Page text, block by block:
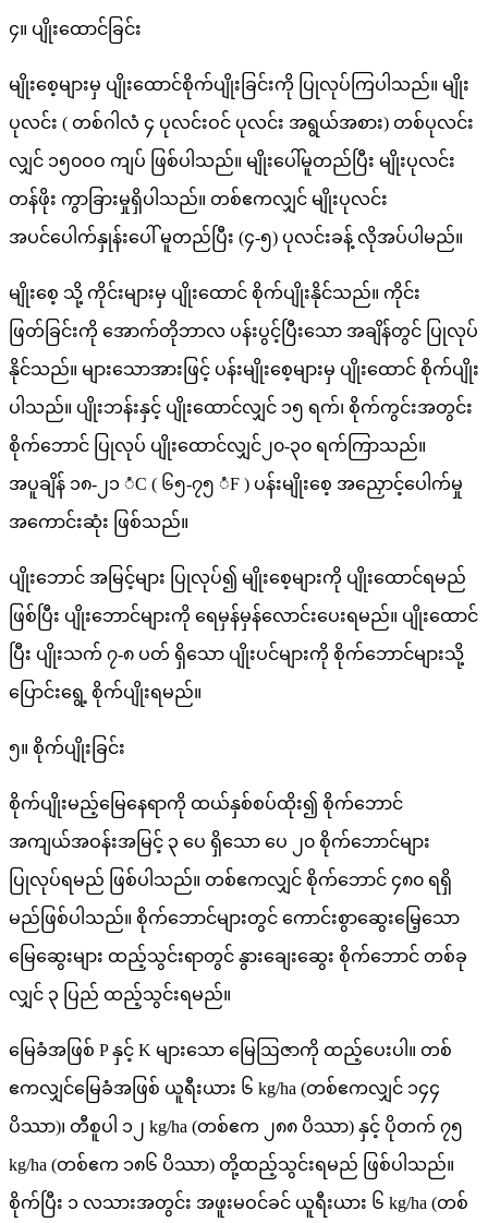
၄။ ပျိုးထောင်ခြင်း
မျိုးစေ့များမှ ပျိုးထောင်စိုက်ပျိုးခြင်းကို ပြုလုပ်ကြပါသည်။ မျိုး
ပုလင်း ( တစ်ဂါလံ ၄ ပုလင်းဝင် ပုလင်း အရွယ်အစား) တစ်ပုလင်း
လျှင် ၁၅၀ဝဝ ကျပ် ဖြစ်ပါသည်။ မျိုးပေါ်မူတည်ပြီး မျိုးပုလင်း
တန်ဖိုး ကွာခြားမှုရှိပါသည်။ တစ်ဧကလျှင် မျိုးပုလင်း
အပင်ပေါက်နှုန်းပေါ် မူတည်ပြီး (၄-၅) ပုလင်းခန့် လိုအပ်ပါမည်။
မျိုးစေ့ သို့ ကိုင်းများမှ ပျိုးထောင် စိုက်ပျိုးနိုင်သည်။ ကိုင်း
ဖြတ်ခြင်းကို အောက်တိုဘာလ ပန်းပွင့်ပြီးသော အချိန်တွင် ပြုလုပ်
နိုင်သည်။ များသောအားဖြင့် ပန်းမျိုးစေ့များမှ ပျိုးထောင် စိုက်ပျိုး
ပါသည်။ ပျိုးဘန်းနှင့် ပျိုးထောင်လျှင် ၁၅ ရက်၊ စိုက်ကွင်းအတွင်း
စိုက်ဘောင် ပြုလုပ် ပျိုးထောင်လျှင်၂၀-၃၀ ရက်ကြာသည်။
အပူချိန် ၁၈-၂၁ ံC ( ၆၅-၇၅ ံF ) ပန်းမျိုးစေ့ အညှောင့်ပေါက်မှု
အကောင်းဆုံး ဖြစ်သည်။
ပျိုးဘောင် အမြင့်များ ပြုလုပ်၍ မျိုးစေ့များကို ပျိုးထောင်ရမည်
ဖြစ်ပြီး ပျိုးဘောင်များကို ရေမှန်မှန်လောင်းပေးရမည်။ ပျိုးထောင်
ပြီး ပျိုးသက် ၇-၈ ပတ် ရှိသော ပျိုးပင်များကို စိုက်ဘောင်များသို့
ပြောင်းရွေ့ စိုက်ပျိုးရမည်။
၅။ စိုက်ပျိုးခြင်း
စိုက်ပျိုးမည့်မြေနေရာကို ထယ်နှစ်စပ်ထိုး၍ စိုက်ဘောင်
အကျယ်အဝန်းအမြင့် ၃ ပေ ရှိသော ပေ ၂၀ စိုက်ဘောင်များ
ပြုလုပ်ရမည် ဖြစ်ပါသည်။ တစ်ဧကလျှင် စိုက်ဘောင် ၄၈၀ ရရှိ
မည်ဖြစ်ပါသည်။ စိုက်ဘောင်များတွင် ကောင်းစွာဆွေးမြေ့သော
မြေဆွေးများ ထည့်သွင်းရာတွင် နွားချေးဆွေး စိုက်ဘောင် တစ်ခု
လျှင် ၃ ပြည် ထည့်သွင်းရမည်။
မြေခံအဖြစ် P နှင့် K များသော မြေဩဇာကို ထည့်ပေးပါ။ တစ်
ဧကလျှင်မြေခံအဖြစ် ယူရီးယား ၆ kg/ha (တစ်ဧကလျှင် ၁၄၄
ပိဿာ)၊ တီစူပါ ၁၂ kg/ha (တစ်ဧက ၂၈၈ ပိဿာ) နှင့် ပိုတက် ၇၅
kg/ha (တစ်ဧက ၁၈၆ ပိဿာ) တို့ထည့်သွင်းရမည် ဖြစ်ပါသည်။
စိုက်ပြီး ၁ လသားအတွင်း အဖူးမဝင်ခင် ယူရီးယား ၆ kg/ha (တစ်